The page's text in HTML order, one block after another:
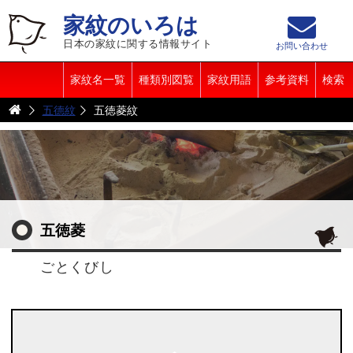
家紋のいろは
日本の家紋に関する情報サイト
家紋名一覧 種類別図覧 家紋用語 参考資料 検索
お問い合わせ
五德紋 五徳菱紋
五徳菱
ごとくびし